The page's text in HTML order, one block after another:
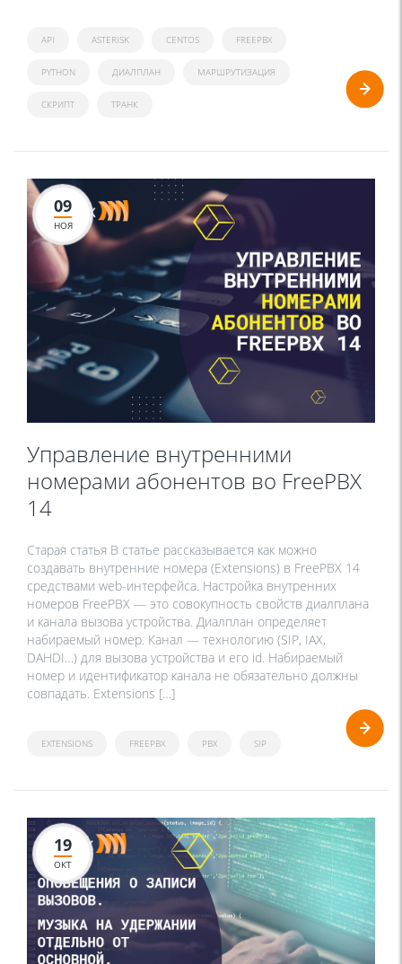
API ASTERISK CENTOS FREEPBX
PYTHON ДИАЛПЛАН МАРШРУТИЗАЦИЯ
СКРИПТ ТРАНК
09
НОЯ
Управление внутренними
номерами абонентов во FreePBX
14
Старая статья В статье рассказывается как можно
создавать внутренние номера (Extensions) в FreePBX 14
средствами web-интерфейса. Настройка внутренних
номеров FreePBX — это совокупность свойств диалплана
и канала вызова устройства. Диалплан определяет
набираемый номер. Канал — технологию (SIP, IAX,
DAHDI…) для вызова устройства и его id. Набираемый
номер и идентификатор канала не обязательно должны
совпадать. Extensions […]
EXTENSIONS FREEPBX PBX SIP
19
ОКТ